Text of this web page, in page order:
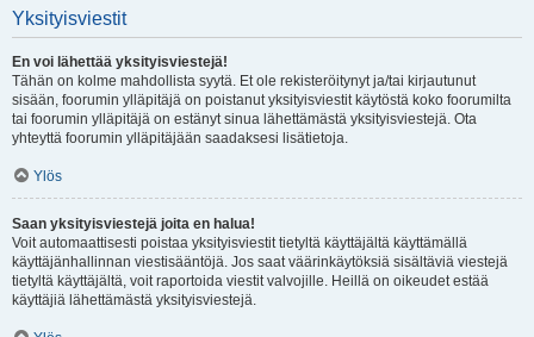
Yksityisviestit
En voi lähettää yksityisviestejä!
Tähän on kolme mahdollista syytä. Et ole rekisteröitynyt ja/tai kirjautunut
sisään, foorumin ylläpitäjä on poistanut yksityisviestit käytöstä koko foorumilta
tai foorumin ylläpitäjä on estänyt sinua lähettämästä yksityisviestejä. Ota
yhteyttä foorumin ylläpitäjään saadaksesi lisätietoja.
Ylös
Saan yksityisviestejä joita en halua!
Voit automaattisesti poistaa yksityisviestit tietyltä käyttäjältä käyttämällä
käyttäjänhallinnan viestisääntöjä. Jos saat väärinkäytöksiä sisältäviä viestejä
tietyltä käyttäjältä, voit raportoida viestit valvojille. Heillä on oikeudet estää
käyttäjiä lähettämästä yksityisviestejä.